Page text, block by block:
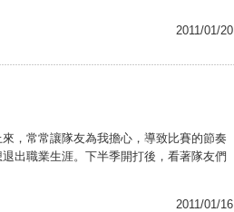
2011/01/20
，常常讓隊友為我擔心，導致比賽的節奏
出職業生涯。下半季開打後，看著隊友們
2011/01/16